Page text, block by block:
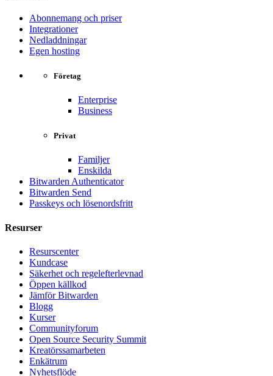
Abonnemang och priser
Integrationer
Nedladdningar
Egen hosting
Företag
Enterprise
Business
Privat
Familjer
Enskilda
Bitwarden Authenticator
Bitwarden Send
Passkeys och lösenordsfritt
Resurser
Resurscenter
Kundcase
Säkerhet och regelefterlevnad
Öppen källkod
Jämför Bitwarden
Blogg
Kurser
Communityforum
Open Source Security Summit
Kreatörssamarbeten
Enkätrum
Nyhetsflöde